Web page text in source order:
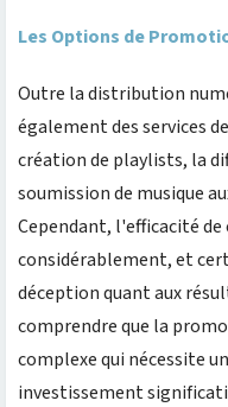
Les Options de
Outre la distribution
également des services
création de playlists, la
soumission de musique
Cependant, l'efficacité de
considérablement, et
déception quant aux
comprendre que la
complexe qui nécessite
investissement